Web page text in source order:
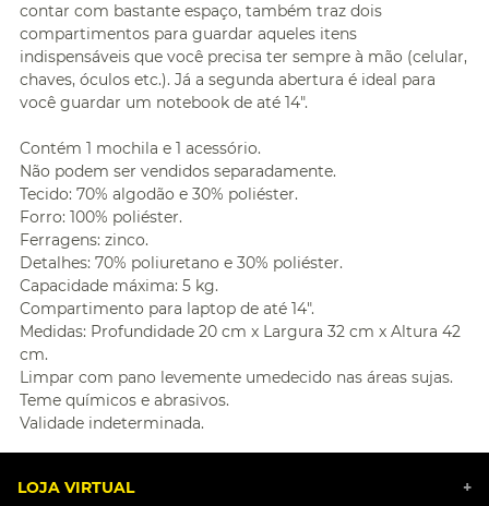
contar com bastante espaço, também traz dois
compartimentos para guardar aqueles itens
indispensáveis que você precisa ter sempre à mão (celular,
chaves, óculos etc.). Já a segunda abertura é ideal para
você guardar um notebook de até 14".
Contém 1 mochila e 1 acessório.
Não podem ser vendidos separadamente.
Tecido: 70% algodão e 30% poliéster.
Forro: 100% poliéster.
Ferragens: zinco.
Detalhes: 70% poliuretano e 30% poliéster.
Capacidade máxima: 5 kg.
Compartimento para laptop de até 14".
Medidas: Profundidade 20 cm x Largura 32 cm x Altura 42
cm.
Limpar com pano levemente umedecido nas áreas sujas.
Teme químicos e abrasivos.
Validade indeterminada.
LOJA VIRTUAL +